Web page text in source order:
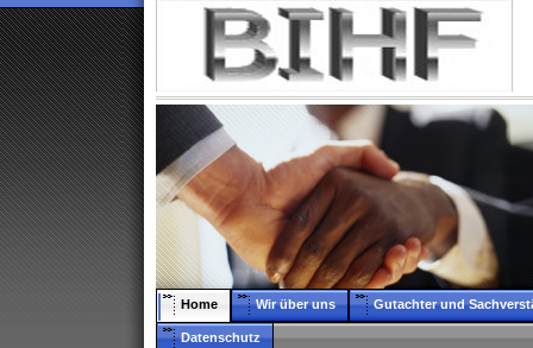
Home Wir über uns Gutachter und
Datenschutz